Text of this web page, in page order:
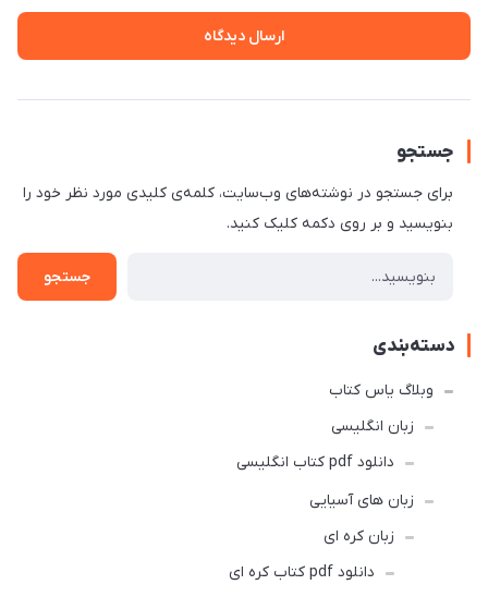
ارسال دیدگاه
جستجو
برای جستجو در نوشته‌های وب‌سایت، کلمه‌ی کلیدی مورد نظر خود را
بنویسید و بر روی دکمه کلیک کنید.
جستجو
دسته‌بندی
وبلاگ یاس کتاب
زبان انگلیسی
دانلود pdf کتاب انگلیسی
زبان های آسیایی
زبان کره ای
دانلود pdf کتاب کره ای